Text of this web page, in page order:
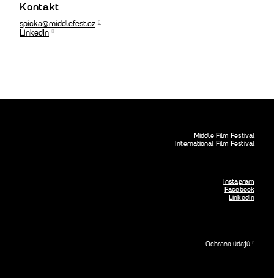
Kontakt
spicka@middlefest.cz
LinkedIn
Middle Film Festival
International Film Festival
Instagram
Facebook
LinkedIn
Ochrana údajů